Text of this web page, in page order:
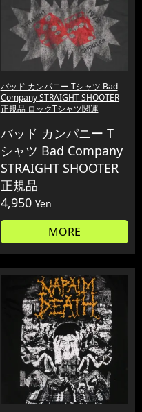
バッド カンパニー Tシャツ Bad
Company STRAIGHT SHOOTER
正規品 ロックTシャツ関連
バッド カンパニー T
シャツ Bad Company
STRAIGHT SHOOTER
正規品
4,950 Yen
MORE